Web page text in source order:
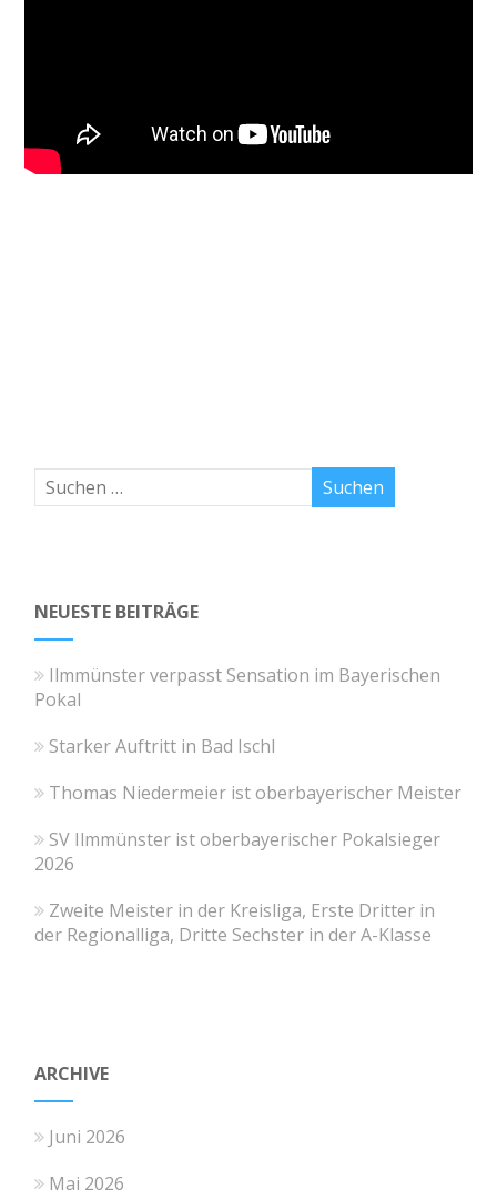
NEUESTE BEITRÄGE
Ilmmünster verpasst Sensation im Bayerischen
Pokal
Starker Auftritt in Bad Ischl
Thomas Niedermeier ist oberbayerischer Meister
SV Ilmmünster ist oberbayerischer Pokalsieger
2026
Zweite Meister in der Kreisliga, Erste Dritter in
der Regionalliga, Dritte Sechster in der A-Klasse
ARCHIVE
Juni 2026
Mai 2026